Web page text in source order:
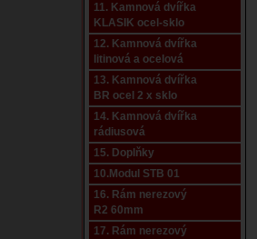
11. Kamnová dvířka
KLASIK ocel-sklo
12. Kamnová dvířka
litinová a ocelová
13. Kamnová dvířka
BR ocel 2 x sklo
14. Kamnová dvířka
rádiusová
15. Doplňky
10.Modul STB 01
16. Rám nerezový
R2 60mm
17. Rám nerezový